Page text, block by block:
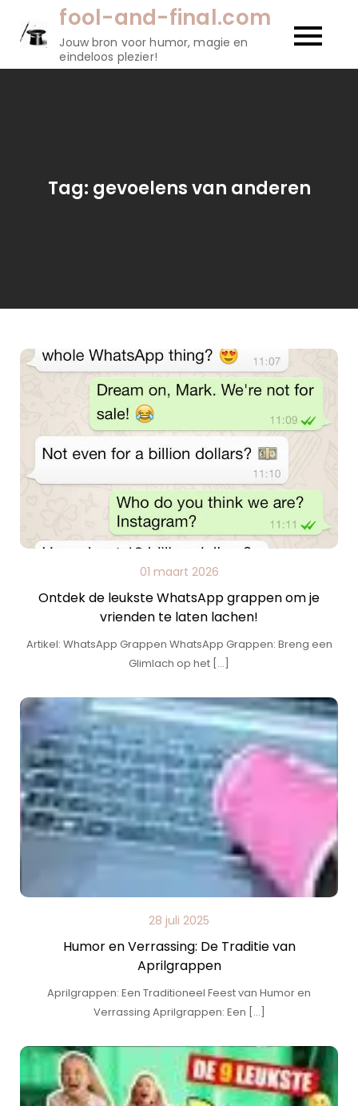
fool-and-final.com
Jouw bron voor humor, magie en
eindeloos plezier!
Tag: gevoelens van anderen
01 maart 2026
Ontdek de leukste WhatsApp grappen om je
vrienden te laten lachen!
Artikel: WhatsApp Grappen WhatsApp Grappen: Breng een
Glimlach op het […]
28 juli 2025
Humor en Verrassing: De Traditie van
Aprilgrappen
Aprilgrappen: Een Traditioneel Feest van Humor en
Verrassing Aprilgrappen: Een […]